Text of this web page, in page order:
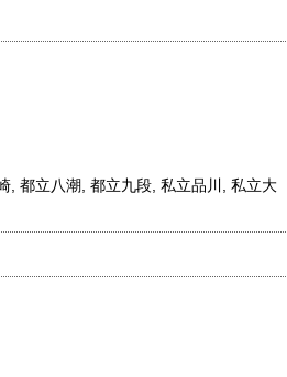
, 都立八潮 都立九段, 私立品川
私立大